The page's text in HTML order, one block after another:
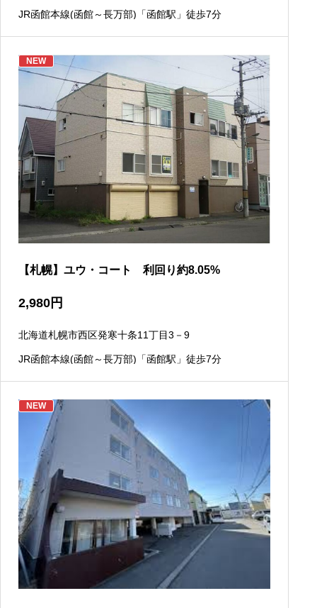
JR函館本線(函館～長万部)「函館駅」徒歩7分
NEW
【札幌】ユウ・コート 利回り約8.05%
2,980 円
北海道札幌市西区発寒十条11丁目3－9
JR函館本線(函館～長万部)「函館駅」徒歩7分
NEW